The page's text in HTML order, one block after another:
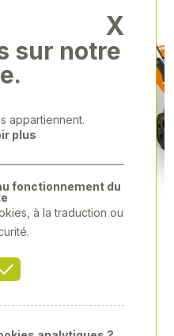
X
sur notre
appartiennent.
plus
fonctionnement du
à la traduction ou